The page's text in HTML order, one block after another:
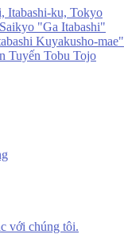
Itabashi-ku, Tokyo
"Ga Itabashi"
Kuyakusho-mae"
Tuyến Tobu Tojo
với chúng tôi.